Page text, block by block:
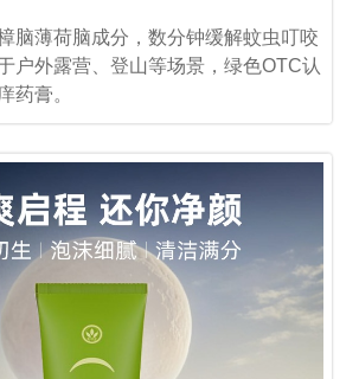
脑薄荷脑成分，数分钟缓解蚊虫叮咬
户外露营、登山等场景，绿色OTC认
药膏。